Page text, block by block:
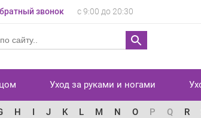
звонок с 9:00 до 20:30
Уход за руками и ногами
H I J K L M N O P Q R